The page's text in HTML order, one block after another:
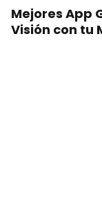
Mejores App
Visión con tu